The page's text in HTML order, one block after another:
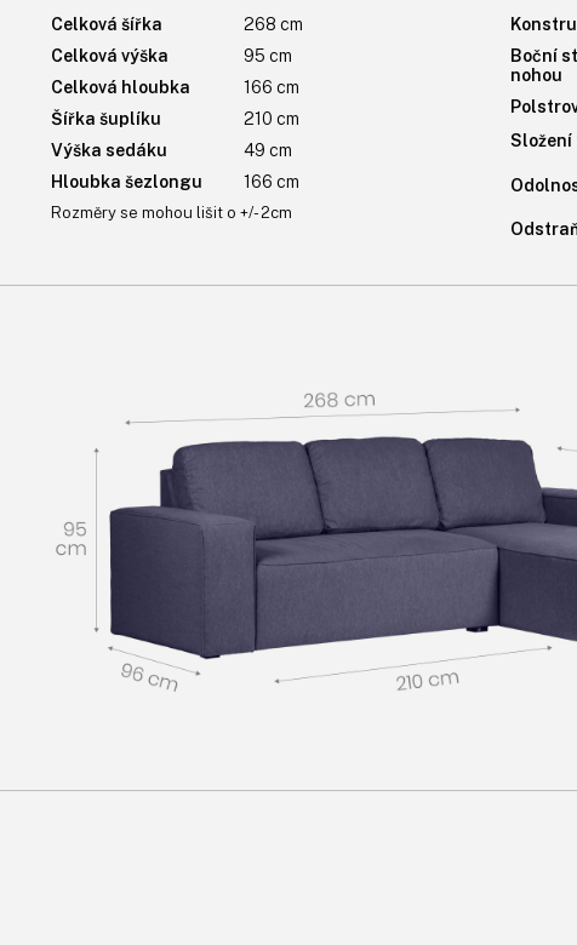
Celková šířka
268 cm
Celková výška
95 cm
Celková hloubka
166 cm
Šířka šuplíku
210 cm
Výška sedáku
49 cm
Hloubka šezlongu
166 cm
Rozměry se mohou lišit o +/- 2cm
Boční
nohou